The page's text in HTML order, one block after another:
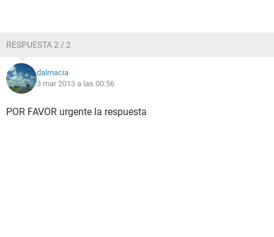
RESPUESTA 2 / 2
dalmacia
3 mar 2013 a las 00:56
POR FAVOR urgente la respuesta